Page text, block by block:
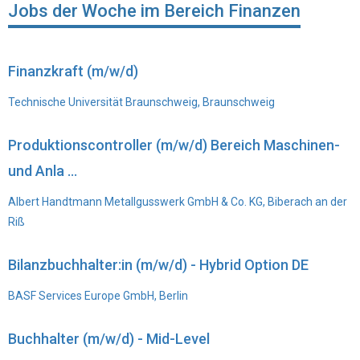
Jobs der Woche im Bereich Finanzen
Finanzkraft (m/w/d)
Technische Universität Braunschweig, Braunschweig
Produktionscontroller (m/w/d) Bereich Maschinen-
und Anla ...
Albert Handtmann Metallgusswerk GmbH & Co. KG, Biberach an der
Riß
Bilanzbuchhalter:in (m/w/d) - Hybrid Option DE
BASF Services Europe GmbH, Berlin
Buchhalter (m/w/d) - Mid-Level